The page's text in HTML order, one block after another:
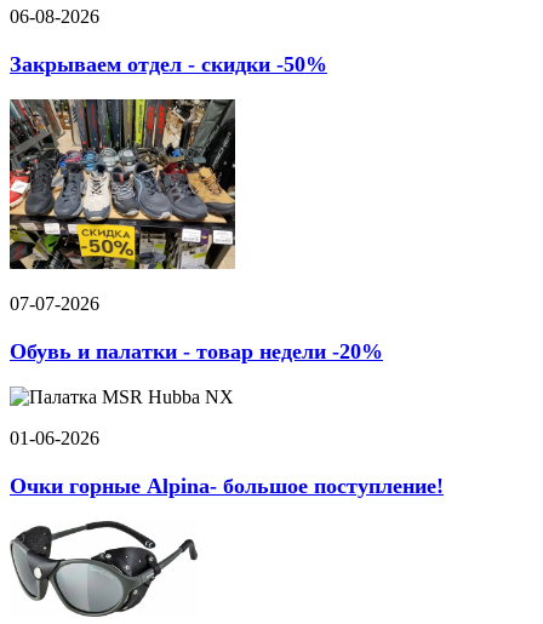
06-08-2026
Закрываем отдел - скидки -50%
07-07-2026
Обувь и палатки - товар недели -20%
01-06-2026
Очки горные Alpina- большое поступление!